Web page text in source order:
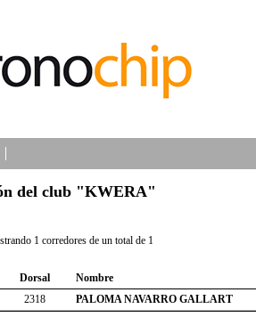
del club "KWERA"
1 corredores de un total de 1
Dorsal
Nombre
2318
PALOMA NAVARRO GALLART